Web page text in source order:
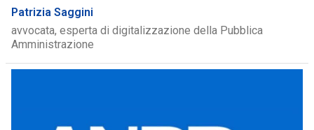
Patrizia Saggini
avvocata, esperta di digitalizzazione della Pubblica
Amministrazione